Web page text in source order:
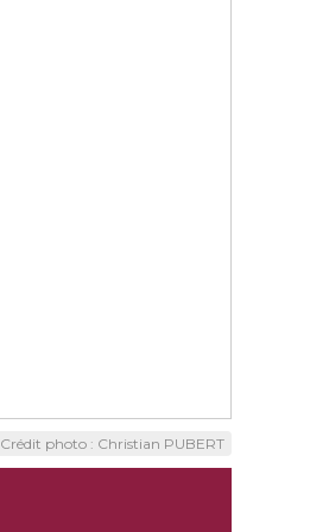
Crédit photo : Christian PUBERT